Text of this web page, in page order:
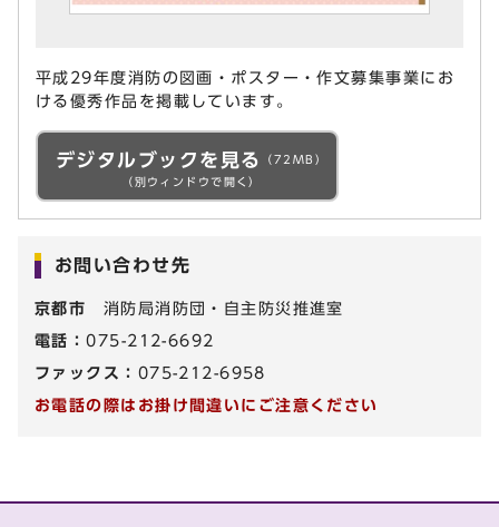
平成29年度消防の図画・ポスター・作文募集事業にお
ける優秀作品を掲載しています。
デジタルブックを見る
（72MB）
（別ウィンドウで開く）
お問い合わせ先
京都市 消防局消防団・自主防災推進室
電話：075-212-6692
ファックス： 075-212-6958
お電話の際はお掛け間違いにご注意ください